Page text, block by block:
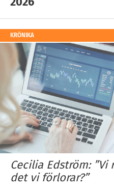
KRÖNIKA
Cecilia Edström:
det vi förlorar?”